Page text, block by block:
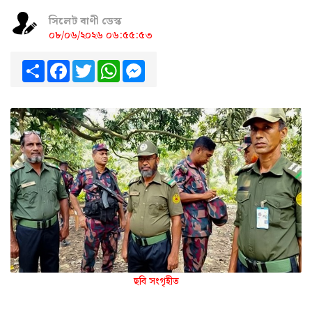
সিলেট বাণী ডেস্ক
০৮/০৬/২০২৬ ০৬:৫৫:৫৩
ShareFacebook
TwitterWhatsApp
ছবি সংগৃহীত